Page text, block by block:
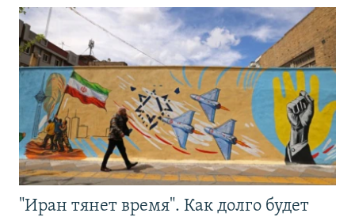
"Иран тянет время". Как долго будет